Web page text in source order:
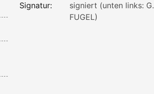
Signatur:
signiert (unten links: G.
FUGEL)